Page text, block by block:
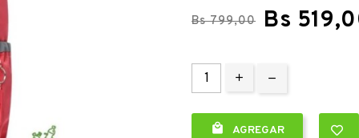
Bs 799,00 Bs
 AGREGAR